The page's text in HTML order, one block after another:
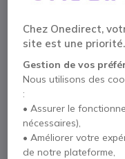
UHF, fréquences
NormesIP68etMIL-
Submersible jusqu'à
16 canaux + 2 zones
Puissance de sortie :5
Mode mixte :
analogique
Afficher plus
Livré avec
1 X Entel DX482
Chez Onedirect,
site est une priorité.
Gestion de vos
Nous utilisons des
:
• Assurer le
nécessaires),
• Améliorer votre
de notre plateforme,